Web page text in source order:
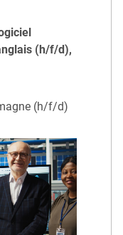
(h/f/d),
(h/f/d)